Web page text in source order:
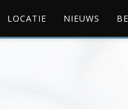
to
content
LOCATIE NIEUWS